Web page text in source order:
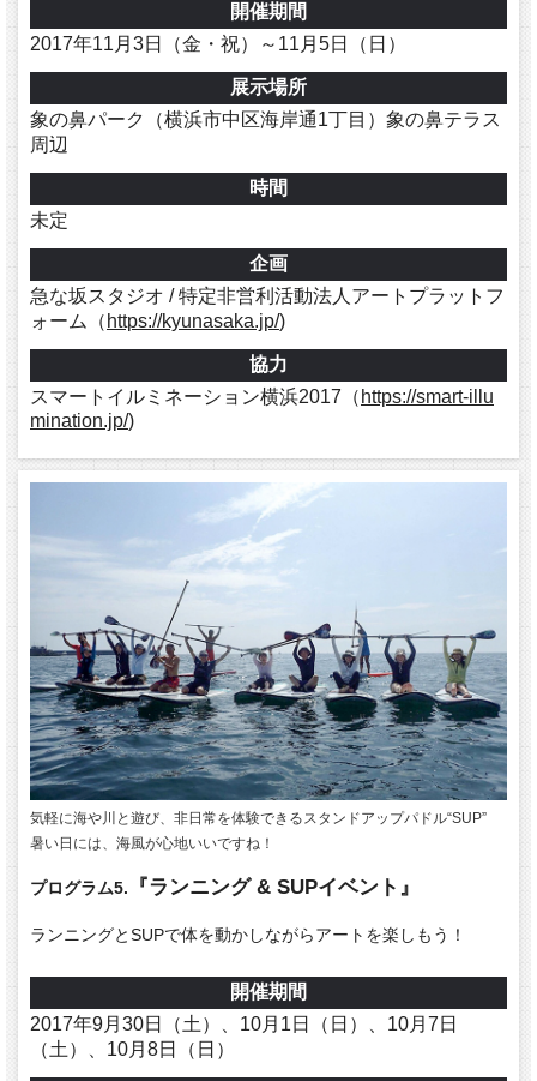
開催期間
2017年11月3日（金・祝）～11月5日（日）
展示場所
象の鼻パーク（横浜市中区海岸通1丁目）象の鼻テラス
周辺
時間
未定
企画
急な坂スタジオ / 特定非営利活動法人アートプラットフ
ォーム（ https://kyunasaka.jp/)
協力
スマートイルミネーション横浜2017（ https://smart-illu
mination.jp/)
気軽に海や川と遊び、非日常を体験できるスタンドアップパドル“SUP”
暑い日には、海風が心地いいですね！
プログラム5. 『ランニング & SUPイベント』
ランニングとSUPで体を動かしながらアートを楽しもう！
開催期間
2017年9月30日（土）、10月1日（日）、10月7日
（土）、10月8日（日）